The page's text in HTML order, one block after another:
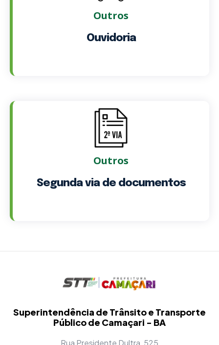
Outros
Ouvidoria
Outros
Segunda via de documentos
Superintendência de Trânsito e Transporte
Público de Camaçari - BA
Rua Presidente Dultra, 525